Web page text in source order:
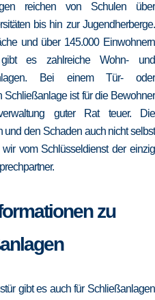
reichen von Schulen über
bis hin zur Jugendherberge.
und über 145.000 Einwohnern
es zahlreiche Wohn- und
Bei einem Tür- oder
ist für die Bewohner
guter Rat teuer. Die
und den Schaden auch nicht selbst
vom Schlüsseldienst der einzig
zu
gibt es auch für Schließanlagen